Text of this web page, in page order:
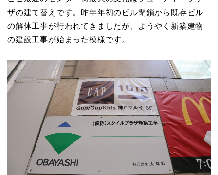
ザの建て替えです。昨年年初のビル閉鎖から既存ビル
の解体工事が行われてきましたが、ようやく新築建物
の建設工事が始まった模様です。